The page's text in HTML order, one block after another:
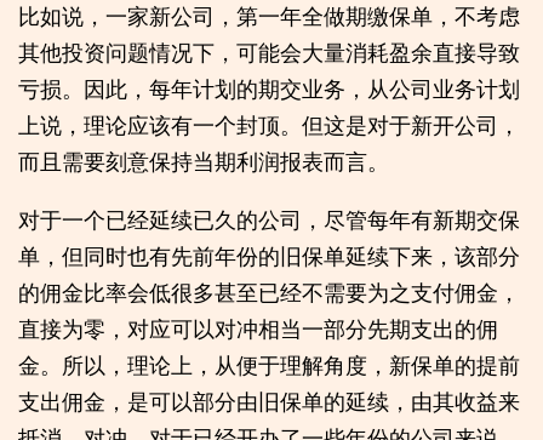
比如说，一家新公司，第一年全做期缴保单，不考虑
其他投资问题情况下，可能会大量消耗盈余直接导致
亏损。因此，每年计划的期交业务，从公司业务计划
上说，理论应该有一个封顶。但这是对于新开公司，
而且需要刻意保持当期利润报表而言。
对于一个已经延续已久的公司，尽管每年有新期交保
单，但同时也有先前年份的旧保单延续下来，该部分
的佣金比率会低很多甚至已经不需要为之支付佣金，
直接为零，对应可以对冲相当一部分先期支出的佣
金。所以，理论上，从便于理解角度，新保单的提前
支出佣金，是可以部分由旧保单的延续，由其收益来